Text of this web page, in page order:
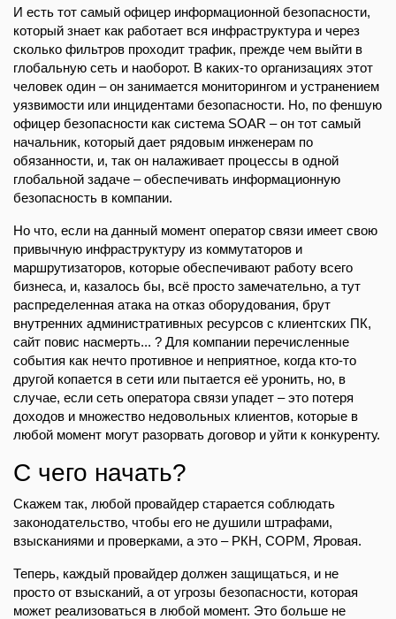
И есть тот самый офицер информационной безопасности,
который знает как работает вся инфраструктура и через
сколько фильтров проходит трафик, прежде чем выйти в
глобальную сеть и наоборот. В каких-то организациях этот
человек один – он занимается мониторингом и устранением
уязвимости или инцидентами безопасности. Но, по феншую
офицер безопасности как система SOAR – он тот самый
начальник, который дает рядовым инженерам по
обязанности, и, так он налаживает процессы в одной
глобальной задаче – обеспечивать информационную
безопасность в компании.
Но что, если на данный момент оператор связи имеет свою
привычную инфраструктуру из коммутаторов и
маршрутизаторов, которые обеспечивают работу всего
бизнеса, и, казалось бы, всё просто замечательно, а тут
распределенная атака на отказ оборудования, брут
внутренних административных ресурсов с клиентских ПК,
сайт повис насмерть... ? Для компании перечисленные
события как нечто противное и неприятное, когда кто-то
другой копается в сети или пытается её уронить, но, в
случае, если сеть оператора связи упадет – это потеря
доходов и множество недовольных клиентов, которые в
любой момент могут разорвать договор и уйти к конкуренту.
С чего начать?
Скажем так, любой провайдер старается соблюдать
законодательство, чтобы его не душили штрафами,
взысканиями и проверками, а это – РКН, СОРМ, Яровая.
Теперь, каждый провайдер должен защищаться, и не
просто от взысканий, а от угрозы безопасности, которая
может реализоваться в любой момент. Это больше не